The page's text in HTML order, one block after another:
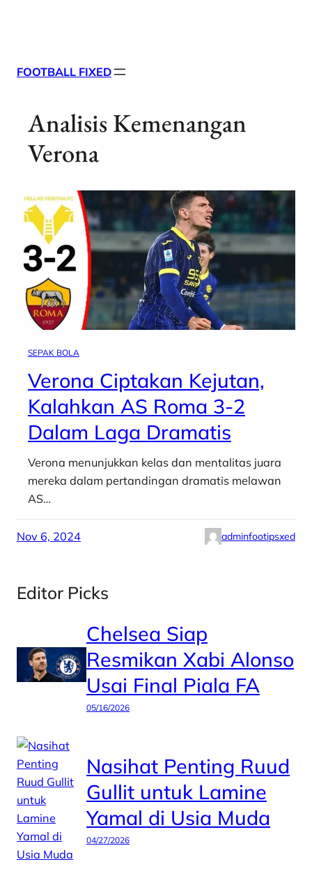
FOOTBALL FIXED
Analisis Kemenangan
Verona
SEPAK BOLA
Verona Ciptakan Kejutan,
Kalahkan AS Roma 3-2
Dalam Laga Dramatis
Verona menunjukkan kelas dan mentalitas juara
mereka dalam pertandingan dramatis melawan
AS…
Nov 6, 2024 adminfootipsxed
Editor Picks
Chelsea Siap
Resmikan Xabi Alonso
Usai Final Piala FA
05/16/2026
Nasihat Penting Ruud
Gullit untuk Lamine
Yamal di Usia Muda
04/27/2026